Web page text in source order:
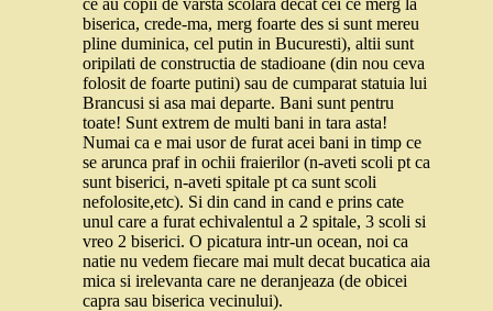
biserica, crede-ma, merg foarte des si sunt mereu
pline duminica, cel putin in Bucuresti), altii sunt
oripilati de constructia de stadioane (din nou ceva
folosit de foarte putini) sau de cumparat statuia lui
Brancusi si asa mai departe. Bani sunt pentru
toate! Sunt extrem de multi bani in tara asta!
Numai ca e mai usor de furat acei bani in timp ce
se arunca praf in ochii fraierilor (n-aveti scoli pt ca
sunt biserici, n-aveti spitale pt ca sunt scoli
nefolosite,etc). Si din cand in cand e prins cate
unul care a furat echivalentul a 2 spitale, 3 scoli si
vreo 2 biserici. O picatura intr-un ocean, noi ca
natie nu vedem fiecare mai mult decat bucatica aia
mica si irelevanta care ne deranjeaza (de obicei
capra sau biserica vecinului).